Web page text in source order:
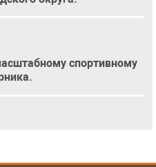
спортивному